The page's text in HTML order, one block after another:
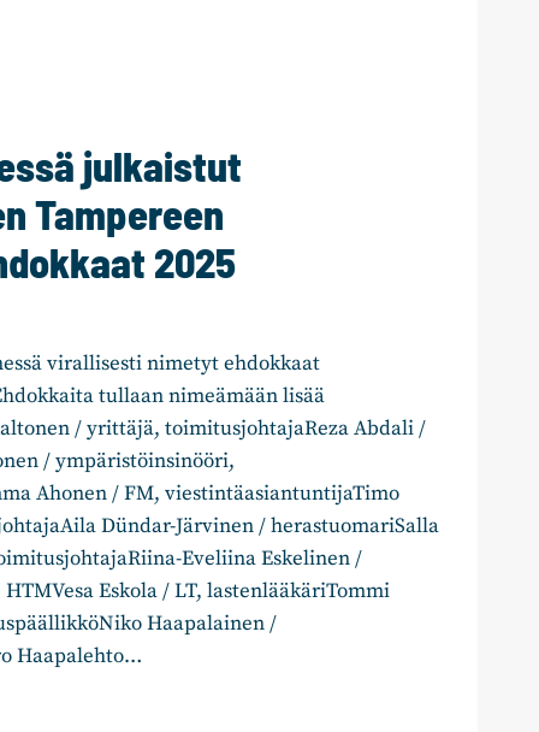
julkaistut
Tampereen
2025
virallisesti nimetyt ehdokkaat
tullaan nimeämään lisää
/ yrittäjä, toimitusjohtajaReza Abdali /
/ ympäristöinsinööri,
Ahonen / FM, viestintäasiantuntijaTimo
Dündar-Järvinen / herastuomariSalla
Eveliina Eskelinen /
Eskola / LT, lastenlääkäriTommi
Haapalainen /
Haapalehto…